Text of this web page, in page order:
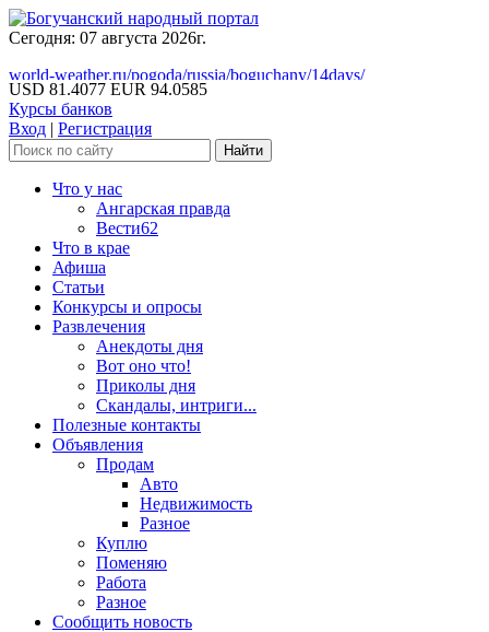
Сегодня: 07 августа 2026г.
world-weather.ru/pogoda/russia/boguchany/14days/
USD 81.4077 EUR 94.0585
Курсы банков
Вход | Регистрация
Что у нас
Ангарская правда
Вести62
Что в крае
Афиша
Статьи
Конкурсы и опросы
Развлечения
Анекдоты дня
Вот оно что!
Приколы дня
Скандалы, интриги...
Полезные контакты
Объявления
Продам
Авто
Недвижимость
Разное
Куплю
Поменяю
Работа
Разное
Сообщить новость